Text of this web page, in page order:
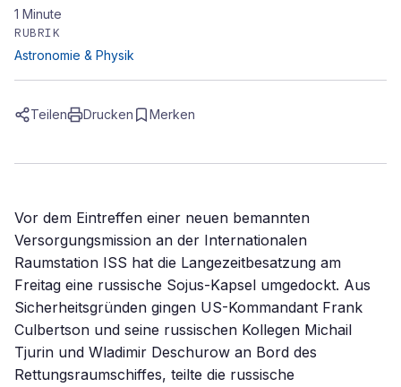
1 Minute
RUBRIK
Astronomie & Physik
Teilen Drucken Merken
Vor dem Eintreffen einer neuen bemannten
Versorgungsmission an der Internationalen
Raumstation ISS hat die Langezeitbesatzung am
Freitag eine russische Sojus-Kapsel umgedockt. Aus
Sicherheitsgründen gingen US-Kommandant Frank
Culbertson und seine russischen Kollegen Michail
Tjurin und Wladimir Deschurow an Bord des
Rettungsraumschiffes, teilte die russische